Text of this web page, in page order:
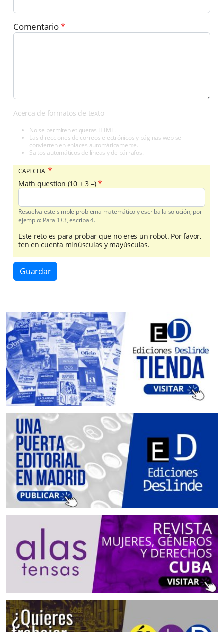
Comentario
Acerca de formatos de texto
No se permiten etiquetas HTML.
Las direcciones de correos electrónicos y páginas web se
convierten en enlaces automáticamente.
Saltos automáticos de líneas y de párrafos.
CAPTCHA
Math question (10 + 3 =)
Resuelva este simple problema matemático y escriba la solución; por
ejemplo: Para 1+3, escriba 4.
Este reto es para probar que no eres un robot. Por favor,
ten en cuenta minúsculas y mayúsculas.
Guardar